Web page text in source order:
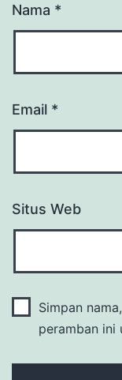
Nama *
Email *
Situs Web
Simpan
peramban ini